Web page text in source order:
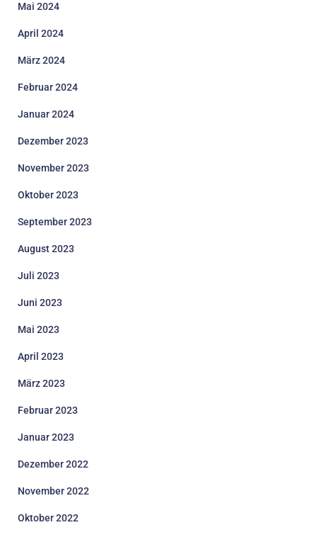
Mai 2024
April 2024
März 2024
Februar 2024
Januar 2024
Dezember 2023
November 2023
Oktober 2023
September 2023
August 2023
Juli 2023
Juni 2023
Mai 2023
April 2023
März 2023
Februar 2023
Januar 2023
Dezember 2022
November 2022
Oktober 2022